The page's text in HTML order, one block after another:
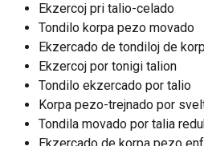
Ekzercoj pri talio-celado
Tondilo korpa pezo movado
Ekzercado de tondiloj de
Ekzercoj por tonigi talion
Tondilo ekzercado por talio
Korpa pezo-trejnado por
Tondila movado por talia